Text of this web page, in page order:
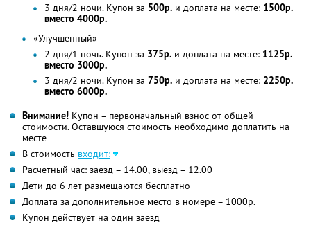
3 дня/2 ночи. Купон за 500р. и доплата на месте: 1500р.
вместо 4000р.
«Улучшенный»
2 дня/1 ночь. Купон за 375р. и доплата на месте: 1125р.
вместо 3000р.
3 дня/2 ночи. Купон за 750р. и доплата на месте: 2250р.
вместо 6000р.
Внимание! Купон – первоначальный взнос от общей
стоимости. Оставшуюся стоимость необходимо доплатить на
месте
В стоимость входит:
Расчетный час: заезд – 14.00, выезд – 12.00
Дети до 6 лет размещаются бесплатно
Доплата за дополнительное место в номере – 1000р.
Купон действует на один заезд